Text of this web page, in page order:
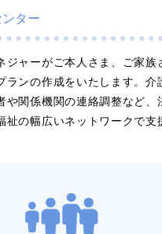
ター
ジャーがご本人さま、ご家族
ランの作成をいたします。介
や関係機関の連絡調整など、
祉の幅広いネットワークで支